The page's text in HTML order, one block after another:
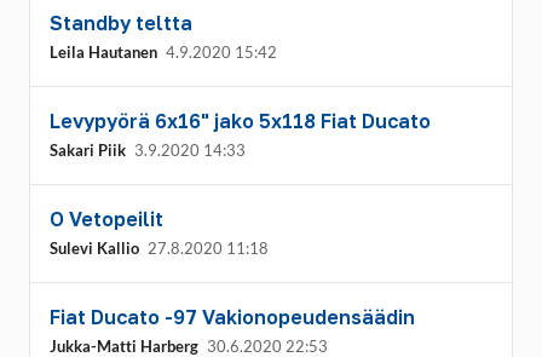
Standby teltta
Leila Hautanen 4.9.2020 15:42
Levypyörä 6x16" jako 5x118 Fiat Ducato
Sakari Piik 3.9.2020 14:33
O Vetopeilit
Sulevi Kallio 27.8.2020 11:18
Fiat Ducato -97 Vakionopeudensäädin
Jukka-Matti Harberg 30.6.2020 22:53